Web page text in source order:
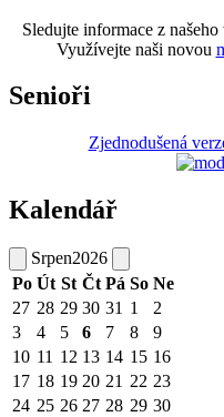
Sledujte informace z
Využívejte naši novou
Senioři
Zjednodušená
Kalendář
Srpen2026
Po Út St Čt Pá So Ne
27 28 29 30 31 1
2
3
4 5 6 7 8
9
10 11 12 13 14 15 16
17 18 19 20 21 22 23
24 25 26 27 28 29 30